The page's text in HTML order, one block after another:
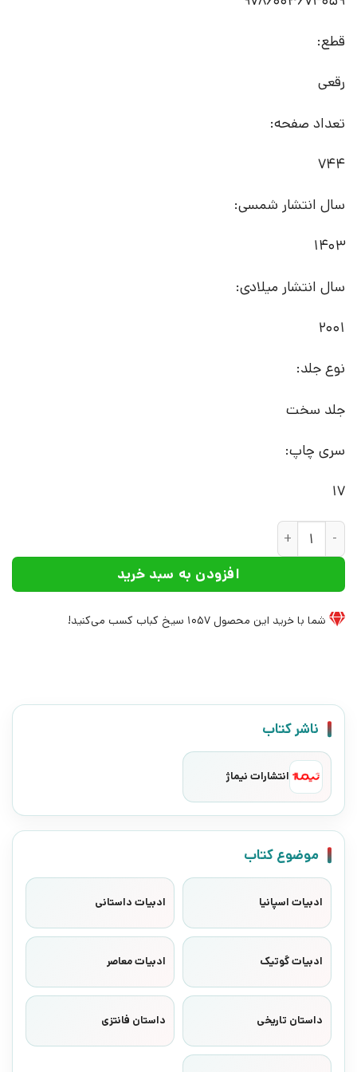
قطع:
رقعی
تعداد صفحه:
744
سال انتشار شمسی:
1403
سال انتشار میلادی:
2001
نوع جلد:
جلد سخت
سری چاپ:
17
کتاب سایه باد | انتشارات نیماژ عدد
افزودن به سبد خرید
شما با خرید این محصول 1057 سیخ کباب کسب می‌کنید!
ناشر کتاب
انتشارات نیماژ
موضوع کتاب
ادبیات اسپانیا ادبیات داستانی
ادبیات گوتیک ادبیات معاصر
داستان تاریخی داستان فانتزی